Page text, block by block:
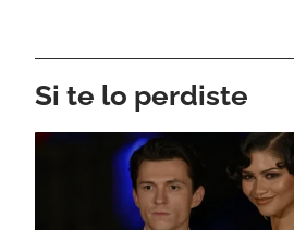
Si te lo perdiste